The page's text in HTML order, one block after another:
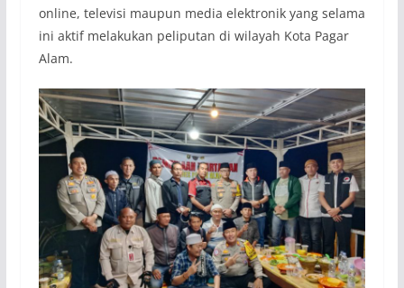
online, televisi maupun media elektronik yang selama
ini aktif melakukan peliputan di wilayah Kota Pagar
Alam.